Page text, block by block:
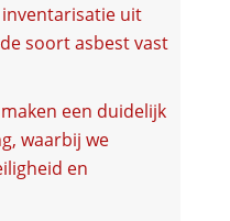
uit
soort asbest vast
een duidelijk
waarbij we
en